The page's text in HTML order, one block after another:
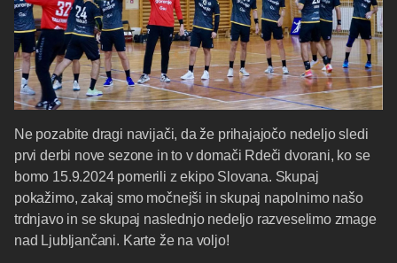
Ne pozabite dragi navijači, da že prihajajočo nedeljo sledi
prvi derbi nove sezone in to v domači Rdeči dvorani, ko se
bomo 15.9.2024 pomerili z ekipo Slovana. Skupaj
pokažimo, zakaj smo močnejši in skupaj napolnimo našo
trdnjavo in se skupaj naslednjo nedeljo razveselimo zmage
nad Ljubljančani. Karte že na voljo!